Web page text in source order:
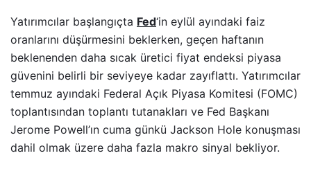
Yatırımcılar başlangıçta Fed‘in eylül ayındaki faiz
oranlarını düşürmesini beklerken, geçen haftanın
beklenenden daha sıcak üretici fiyat endeksi piyasa
güvenini belirli bir seviyeye kadar zayıflattı. Yatırımcılar
temmuz ayındaki Federal Açık Piyasa Komitesi (FOMC)
toplantısından toplantı tutanakları ve Fed Başkanı
Jerome Powell’ın cuma günkü Jackson Hole konuşması
dahil olmak üzere daha fazla makro sinyal bekliyor.